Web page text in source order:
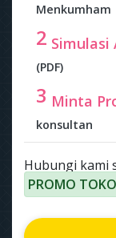
Menkumham
2 Simulasi
(PDF)
3 Minta
konsultan
Hubungi kami
PROMO